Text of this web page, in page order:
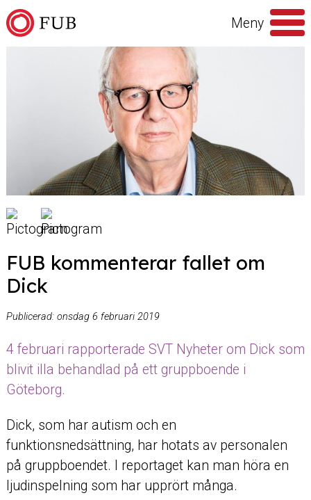
Hoppa till innehåll
Meny
FUB kommenterar fallet om
Dick
Publicerad: onsdag 6 februari 2019
4 februari rapporterade SVT Nyheter om Dick som
blivit illa behandlad på ett gruppboende i
Göteborg.
Dick, som har autism och en
funktionsnedsättning, har hotats av personalen
på gruppboendet. I reportaget kan man höra en
ljudinspelning som har upprört många.